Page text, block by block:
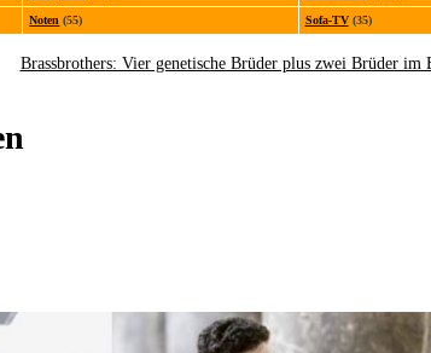
Noten (55) Sofa-TV(35)
Brassbrothers: Vier genetische Brüder plus zwei Brüder im